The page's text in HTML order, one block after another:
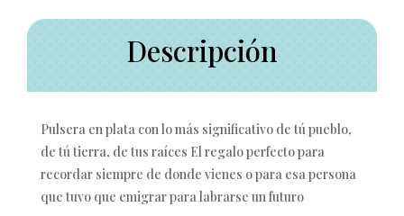
Descripción
Pulsera en plata con lo más significativo de tú pueblo,
de tú tierra, de tus raíces El regalo perfecto para
recordar siempre de donde vienes o para esa persona
que tuvo que emigrar para labrarse un futuro